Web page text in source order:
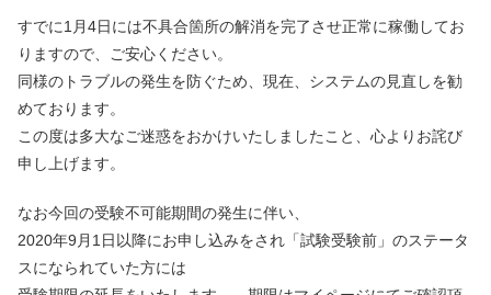
すでに1月4日には不具合箇所の解消を完了させ正常に稼働してお
りますので、ご安心ください。
同様のトラブルの発生を防ぐため、現在、システムの見直しを勧
めております。
この度は多大なご迷惑をおかけいたしましたこと、心よりお詫び
申し上げます。
なお今回の受験不可能期間の発生に伴い、
2020年9月1日以降にお申し込みをされ「試験受験前」のステータ
スになられていた方には